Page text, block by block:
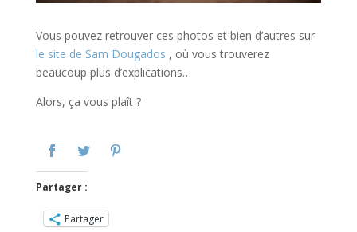
Vous pouvez retrouver ces photos et bien d’autres sur
le site de Sam Dougados , où vous trouverez
beaucoup plus d’explications…
Alors, ça vous plaît ?
Partager :
Partager